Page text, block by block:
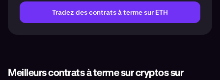
Tradez des contrats à terme sur ETH
Meilleurs contrats à terme sur cryptos sur